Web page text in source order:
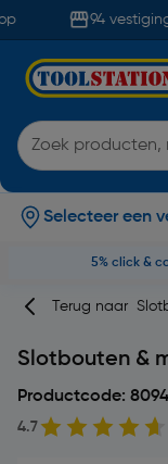
94
Selecteer een
5% click &
Terug naar
Slotbouten &
Productcode:
4.7